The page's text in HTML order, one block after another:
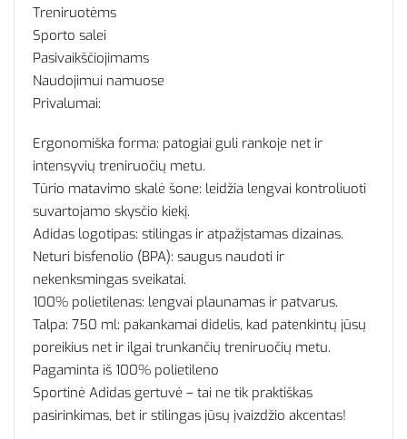
Treniruotėms
Sporto salei
Pasivaikščiojimams
Naudojimui namuose
Privalumai:
Ergonomiška forma: patogiai guli rankoje net ir
intensyvių treniruočių metu.
Tūrio matavimo skalė šone: leidžia lengvai kontroliuoti
suvartojamo skysčio kiekį.
Adidas logotipas: stilingas ir atpažįstamas dizainas.
Neturi bisfenolio (BPA): saugus naudoti ir
nekenksmingas sveikatai.
100% polietilenas: lengvai plaunamas ir patvarus.
Talpa: 750 ml: pakankamai didelis, kad patenkintų jūsų
poreikius net ir ilgai trunkančių treniruočių metu.
Pagaminta iš 100% polietileno
Sportinė Adidas gertuvė – tai ne tik praktiškas
pasirinkimas, bet ir stilingas jūsų įvaizdžio akcentas!